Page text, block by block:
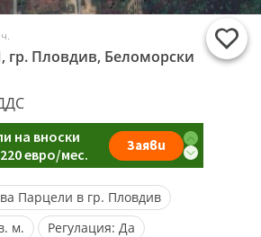
Пловдив, Беломорски
Парцели в гр. Пловдив
м. Регулация: Да